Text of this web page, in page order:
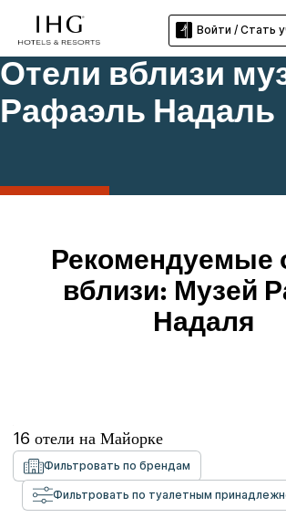
Войти / Стать
Отели вблизи
Рафаэль Надаль
Рекомендуемые
вблизи: Музей
Надаля
16 отели на Майорке
Фильтровать по брендам
Фильтровать по туалетным